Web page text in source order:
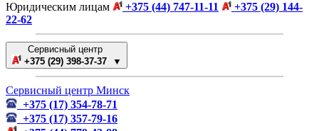
Юридическим лицам +375 (44) 747-11-11
+375 (29) 144-
22-62
Сервисный центр
+375 (29) 398-37-37 ▼
Сервисный центр Минск
+375 (17) 354-78-71
+375 (17) 357-79-16